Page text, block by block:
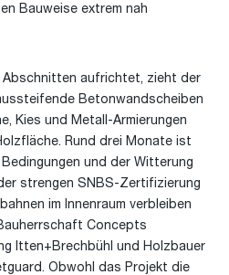
Bauweise extrem nah
Abschnitten aufrichtet, zieht der
Betonwandscheiben
Kies und Metall-Armierungen
Rund drei Monate ist
und der Witterung
strengen SNBS-Zertifizierung
im Innenraum verbleiben
Concepts
Itten+Brechbühl und Holzbauer
Obwohl das Projekt die